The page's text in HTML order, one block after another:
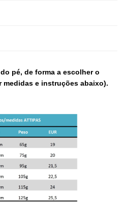
pé, de forma a escolher o
e instruções abaixo).